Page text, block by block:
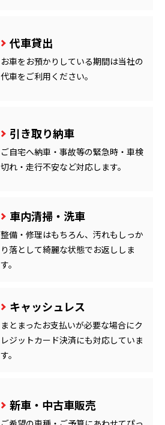
代車貸出
お車をお預かりしている期間は当社の
代車をご利用ください。
引き取り納車
ご自宅へ納車・事故等の緊急時・車検
切れ・走行不安など対応します。
車内清掃・洗車
整備・修理はもちろん、汚れもしっか
り落として綺麗な状態でお返ししま
す。
キャッシュレス
まとまったお支払いが必要な場合にク
レジットカード決済にも対応していま
す。
新車・中古車販売